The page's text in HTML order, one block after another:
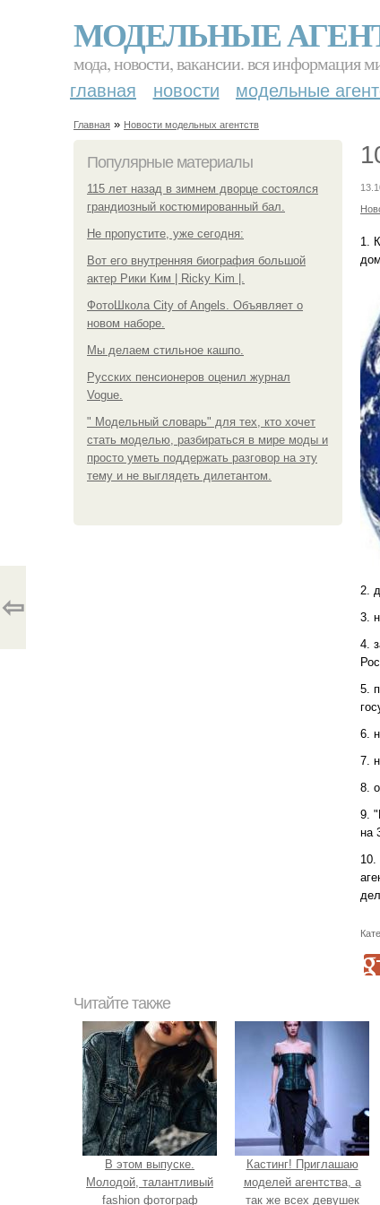
МОДЕЛЬНЫЕ
мода, новости, вакансии. вся информация
главная новости модельные
Главная » Новости модельных агентств
Популярные материалы
115 лет назад в зимнем дворце состоялся
грандиозный костюмированный бал.
Не пропустите, уже сегодня:
Вот его внутренняя биография большой
актер Рики Ким | Ricky Kim |.
ФотоШкола City of Angels. Объявляет о
новом наборе.
Мы делаем стильное кашпо.
Русских пенсионеров оценил журнал
Vogue.
" Модельный словарь" для тех, кто хочет
стать моделью, разбираться в мире моды и
просто уметь поддержать разговор на эту
тему и не выглядеть дилетантом.
1.
2.
3.
4.
5.
6.
7.
8.
9.
на
10.
⇦
Читайте также
В этом выпуске.
Молодой, талантливый
fashion фотограф
Кастинг! Приглашаю
моделей агентства, а
так же всех девушек